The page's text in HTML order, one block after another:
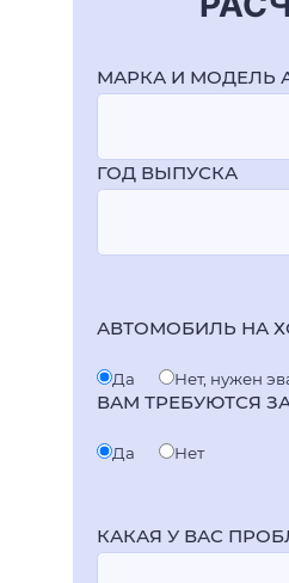
МАРКА И МОДЕЛЬ
ГОД ВЫПУСКА
АВТОМОБИЛЬ НА
Да Нет, нужен
ВАМ ТРЕБУЮТСЯ
Да Нет
КАКАЯ У ВАС